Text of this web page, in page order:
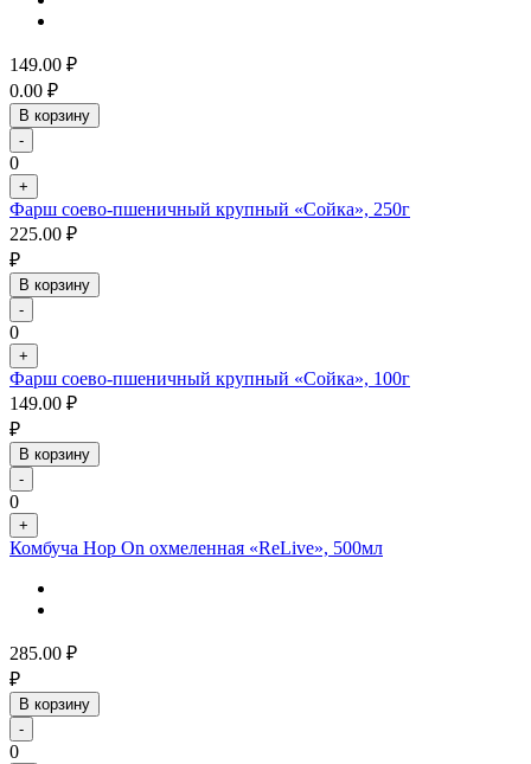
149.00 ₽
0.00 ₽
В корзину
-
0
+
Фарш соево-пшеничный крупный «Сойка», 250г
225.00 ₽
₽
В корзину
-
0
+
Фарш соево-пшеничный крупный «Сойка», 100г
149.00 ₽
₽
В корзину
-
0
+
Комбуча Hop On охмеленная «ReLive», 500мл
285.00 ₽
₽
В корзину
-
0